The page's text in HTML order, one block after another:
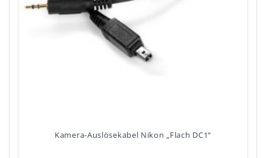
Kamera-Auslösekabel Nikon „Flach DC1“